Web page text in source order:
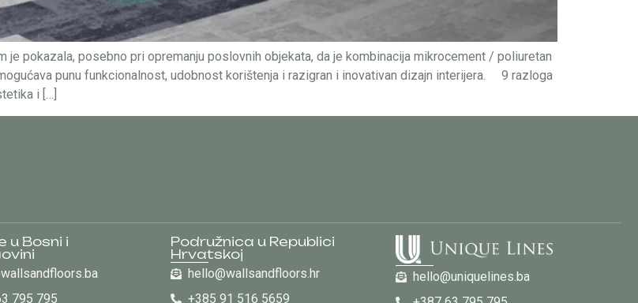
je pokazala, posebno pri opremanju poslovnih objekata, da je kombinacija mikrocement / poliuretan
punu funkcionalnost, udobnost korištenja i razigran i inovativan dizajn interijera. 9 razloga
i […]
u Bosni i
795 795
Podružnica u Republici
Hrvatskoj
hello@wallsandfloors.hr
+385 91 516 5659
hello@uniquelines.ba